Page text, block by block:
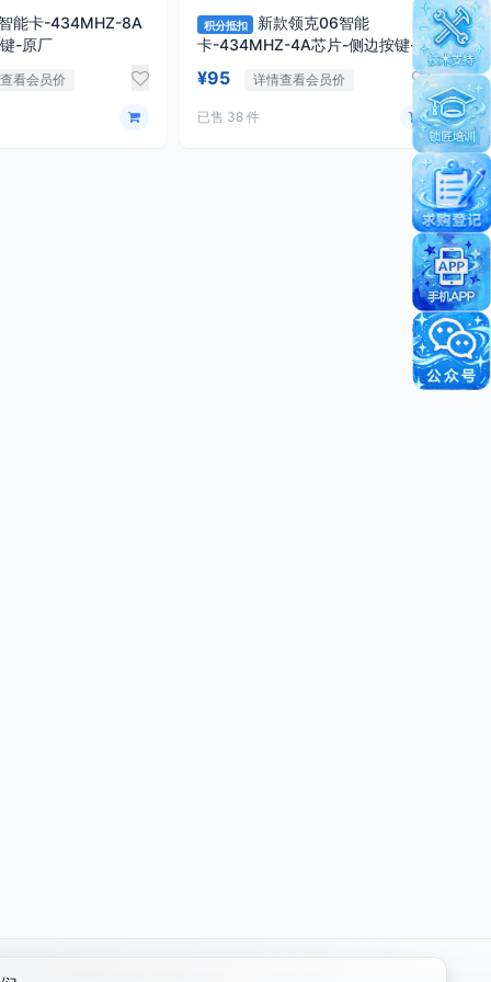
能卡-434MHZ-8A
-原厂
看会员价
积分抵扣
新款领克06智能
卡-434MHZ-4A芯片-侧边按键-
¥95 详情查看会员价
已售 38 件